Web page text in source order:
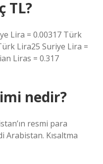
TL?
Lira = 0.00317 Türk
Lira25 Suriye Lira =
Liras = 0.317
nedir?
resmi para
Arabistan. Kısaltma